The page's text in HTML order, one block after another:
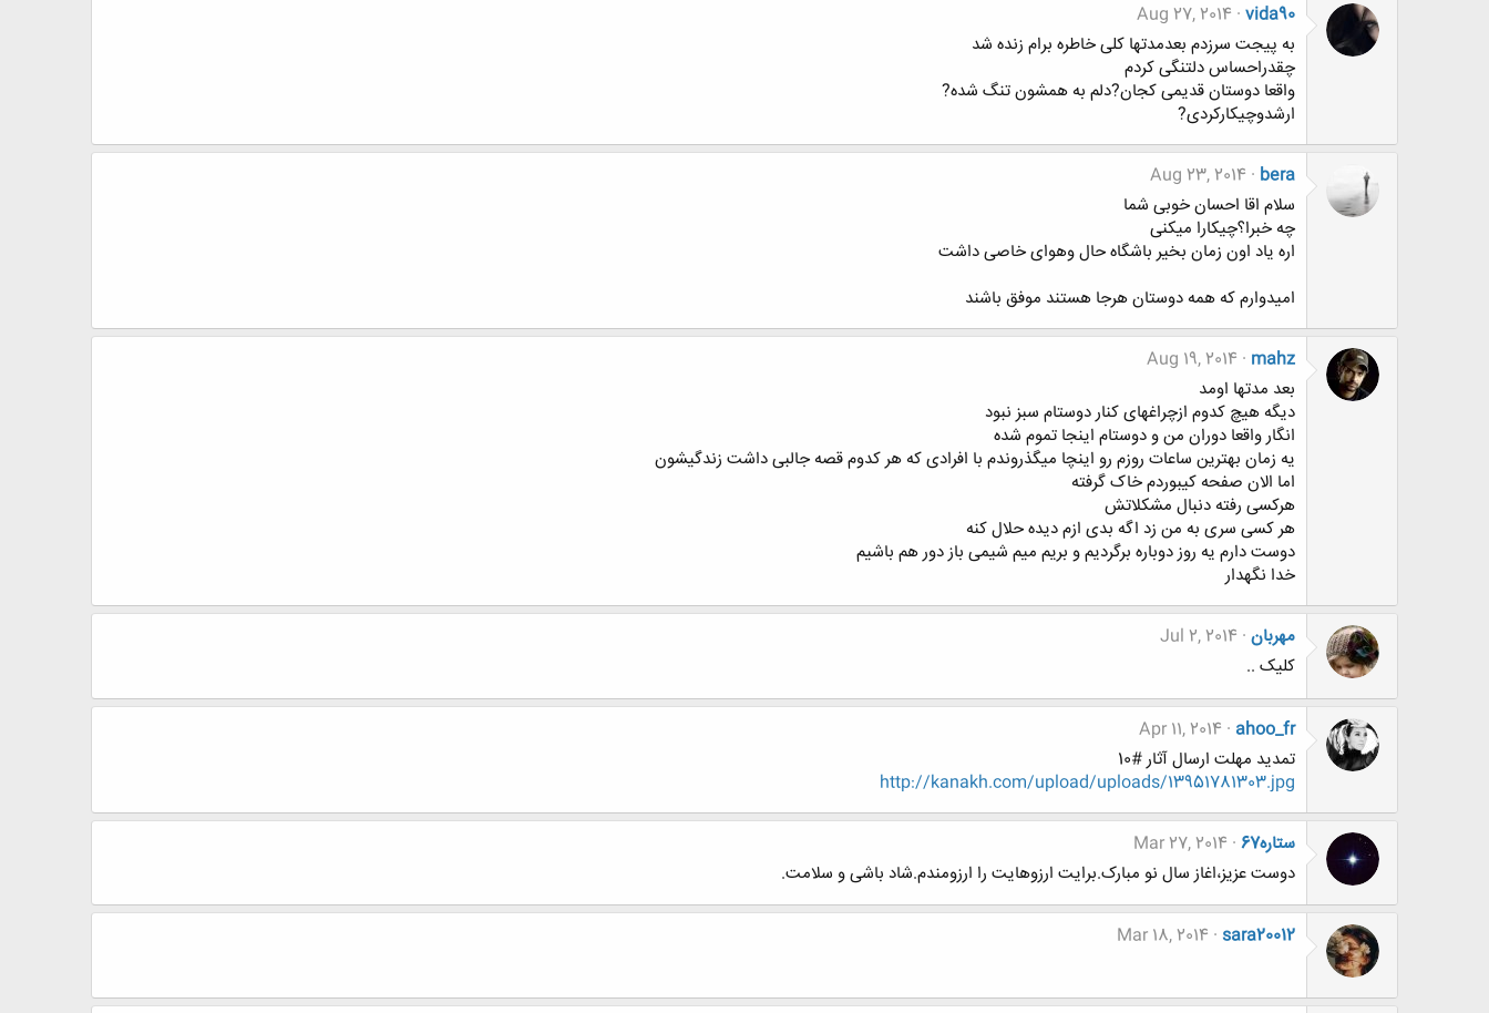
vida90
Aug 27, 2014
به پیجت سرزدم بعدمدتها کلی خاطره برام زنده شد
چقدراحساس دلتنگی کردم
واقعا دوستان قدیمی کجان?دلم به همشون تنگ شده?
ارشدوچیکارکردی?
bera
Aug 23, 2014
سلام اقا احسان خوبی شما
چه خبرا؟چیکارا میکنی
اره یاد اون زمان بخیر باشگاه حال وهوای خاصی داشت
امیدوارم که همه دوستان هرجا هستند موفق باشند
mahz
Aug 19, 2014
بعد مدتها اومد
دیگه هیچ کدوم ازچراغهای کنار دوستام سبز نبود
انگار واقعا دوران من و دوستام اینجا تموم شده
یه زمان بهترین ساعات روزم رو اینچا میگذروندم با افرادی که هر کدوم قصه جالبی داشت زندگیشون
اما الان صفحه کیبوردم خاک گرفته
هرکسی رفته دنبال مشکلاتش
هر کسی سری به من زد اگه بدی ازم دیده حلال کنه
دوست دارم یه روز دوباره برگردیم و بریم میم شیمی باز دور هم باشیم
خدا نگهدار
مهربان Jul 2, 2014
کلیک ..
ahoo_fr
Apr 11, 2014
تمدید مهلت ارسال آثار #10
http://kanakh.com/upload/uploads/13951781303.jpg
ستاره67
Mar 27, 2014
دوست عزیز،اغاز سال نو مبارک.برایت ارزوهایت را ارزومندم.شاد باشی و سلامت.
sara20012
Mar 18, 2014